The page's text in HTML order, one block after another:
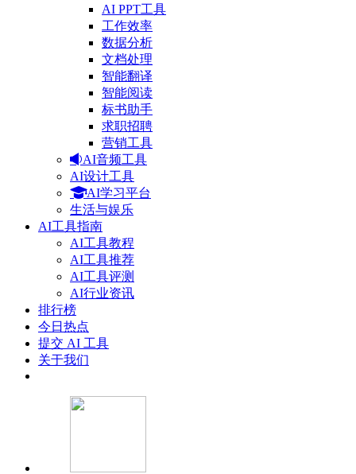
AI PPT工具
工作效率
数据分析
文档处理
智能翻译
智能阅读
标书助手
求职招聘
营销工具
AI音频工具
AI设计工具
AI学习平台
生活与娱乐
AI工具指南
AI工具教程
AI工具推荐
AI工具评测
AI行业资讯
排行榜
今日热点
提交 AI 工具
关于我们